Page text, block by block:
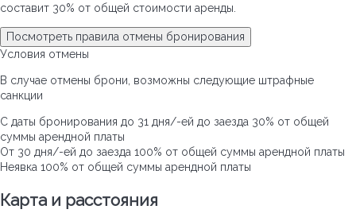
составит 30% от общей стоимости аренды.
Посмотреть правила отмены бронирования
Условия отмены
В случае отмены брони, возможны следующие штрафные
санкции
С даты бронирования до 31 дня/-ей до заезда 30% от общей
суммы арендной платы
От 30 дня/-ей до заезда 100% от общей суммы арендной платы
Неявка 100% от общей суммы арендной платы
Карта и pасстояния